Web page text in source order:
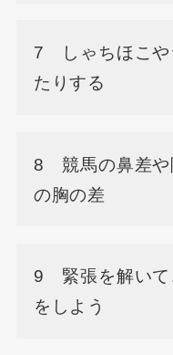
7 しゃちほこや
たりする
8 競馬の鼻差や
の胸の差
9 緊張を解いて
をしよう